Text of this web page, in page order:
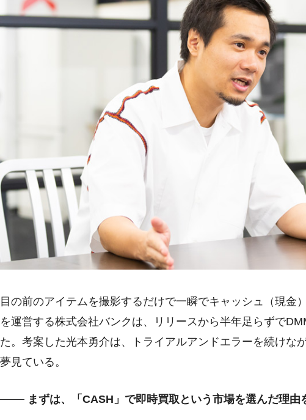
目の前のアイテムを撮影するだけで一瞬でキャッシュ（現金
を運営する株式会社バンクは、リリースから半年足らずで
た。考案した光本勇介は、トライアルアンドエラーを続けな
夢見ている。
まずは、「CASH」で即時買取という市場を選んだ理由